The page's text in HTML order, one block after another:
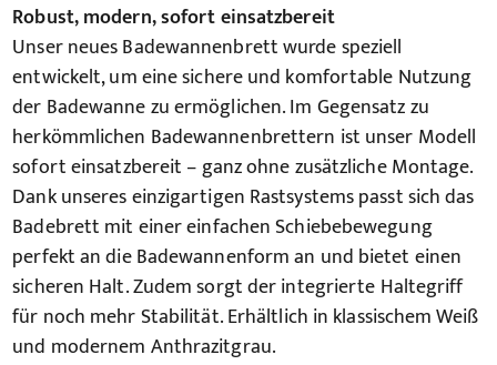
Robust, modern, sofort einsatzbereit
Unser neues Badewannenbrett wurde speziell
entwickelt, um eine sichere und komfortable Nutzung
der Badewanne zu ermöglichen. Im Gegensatz zu
herkömmlichen Badewannenbrettern ist unser Modell
sofort einsatzbereit – ganz ohne zusätzliche Montage.
Dank unseres einzigartigen Rastsystems passt sich das
Badebrett mit einer einfachen Schiebebewegung
perfekt an die Badewannenform an und bietet einen
sicheren Halt. Zudem sorgt der integrierte Haltegriff
für noch mehr Stabilität. Erhältlich in klassischem Weiß
und modernem Anthrazitgrau.